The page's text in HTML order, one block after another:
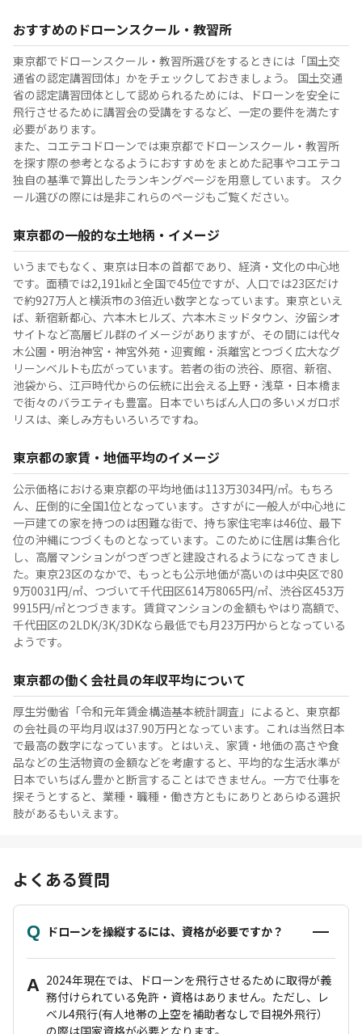
おすすめのドローンスクール・教習所
東京都でドローンスクール・教習所選びをするときには「国土交
通省の認定講習団体」かをチェックしておきましょう。 国土交通
省の認定講習団体として認められるためには、ドローンを安全に
飛行させるために講習会の受講をするなど、一定の要件を満たす
必要があります。
また、コエテコドローンでは東京都でドローンスクール・教習所
を探す際の参考となるようにおすすめをまとめた記事やコエテコ
独自の基準で算出したランキングページを用意しています。 スク
ール選びの際には是非これらのページもご覧ください。
東京都の一般的な土地柄・イメージ
いうまでもなく、東京は日本の首都であり、経済・文化の中心地
です。面積では2,191㎢と全国で45位ですが、人口では23区だけ
で約927万人と横浜市の3倍近い数字となっています。東京といえ
ば、新宿新都心、六本木ヒルズ、六本木ミッドタウン、汐留シオ
サイトなど高層ビル群のイメージがありますが、その間には代々
木公園・明治神宮・神宮外苑・迎賓館・浜離宮とつづく広大なグ
リーンベルトも広がっています。若者の街の渋谷、原宿、新宿、
池袋から、江戸時代からの伝統に出会える上野・浅草・日本橋ま
で街々のバラエティも豊富。日本でいちばん人口の多いメガロポ
リスは、楽しみ方もいろいろですね。
東京都の家賃・地価平均のイメージ
公示価格における東京都の平均地価は113万3034円/㎡。もちろ
ん、圧倒的に全国1位となっています。さすがに一般人が中心地に
一戸建ての家を持つのは困難な街で、持ち家住宅率は46位、最下
位の沖縄につづくものとなっています。このために住居は集合化
し、高層マンションがつぎつぎと建設されるようになってきまし
た。東京23区のなかで、もっとも公示地価が高いのは中央区で80
9万0031円/㎡、つづいて千代田区614万8065円/㎡、渋谷区453万
9915円/㎡とつづきます。賃貸マンションの金額もやはり高額で、
千代田区の2LDK/3K/3DKなら最低でも月23万円からとなっている
ようです。
東京都の働く会社員の年収平均について
厚生労働省「令和元年賃金構造基本統計調査」によると、東京都
の会社員の平均月収は37.90万円となっています。これは当然日本
で最高の数字になっています。とはいえ、家賃・地価の高さや食
品などの生活物資の金額などを考慮すると、平均的な生活水準が
日本でいちばん豊かと断言することはできません。一方で仕事を
探そうとすると、業種・職種・働き方ともにありとあらゆる選択
肢があるもいえます。
よくある質問
Q ドローンを操縦するには、資格が必要ですか？
A 2024年現在では、ドローンを飛行させるために取得が義
務付けられている免許・資格はありません。ただし、レ
ベル4飛行(有人地帯の上空を補助者なしで目視外飛行）
の際は国家資格が必要となります。